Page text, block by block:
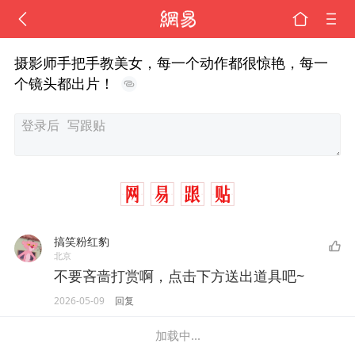
摄影师手把手教美女，每一个动作都很惊艳，每一
个镜头都出片！
搞笑粉红豹
北京
不要吝啬打赏啊，点击下方送出道具吧~
2026-05-09 回复
加载中...